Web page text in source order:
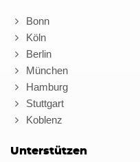
Bonn
Köln
Berlin
München
Hamburg
Stuttgart
Koblenz
Unterstützen